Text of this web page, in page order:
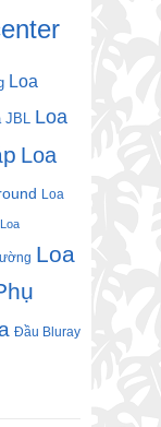
Loa
JBL
Loa
Loa
Loa
Loa
Loa
Đầu Bluray